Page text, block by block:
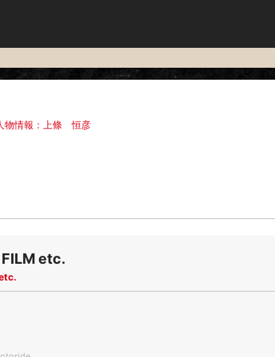
物情報：上條 恒彦
etc.